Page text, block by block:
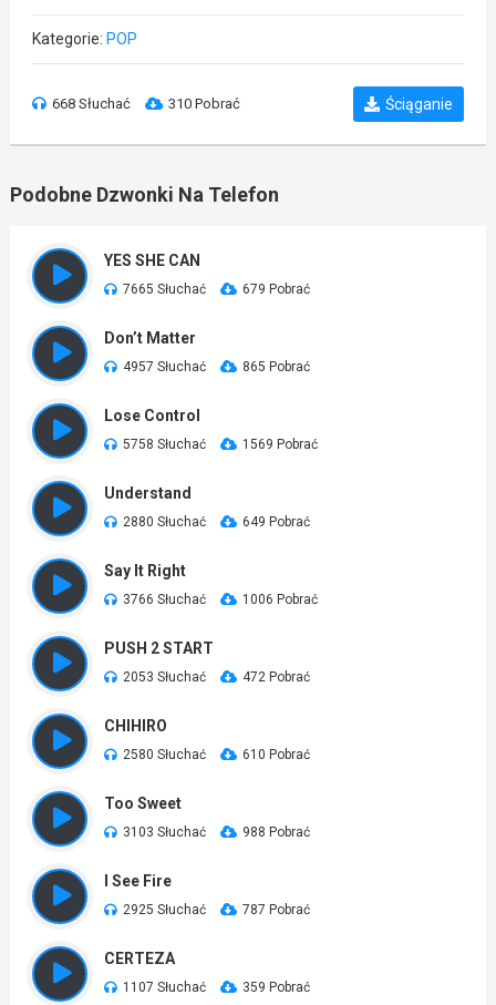
Kategorie: POP
668 Słuchać 310 Pobrać Ściąganie
Podobne Dzwonki Na Telefon
YES SHE CAN
7665 Słuchać 679 Pobrać
Don’t Matter
4957 Słuchać 865 Pobrać
Lose Control
5758 Słuchać 1569 Pobrać
Understand
2880 Słuchać 649 Pobrać
Say It Right
3766 Słuchać 1006 Pobrać
PUSH 2 START
2053 Słuchać 472 Pobrać
CHIHIRO
2580 Słuchać 610 Pobrać
Too Sweet
3103 Słuchać 988 Pobrać
I See Fire
2925 Słuchać 787 Pobrać
CERTEZA
1107 Słuchać 359 Pobrać